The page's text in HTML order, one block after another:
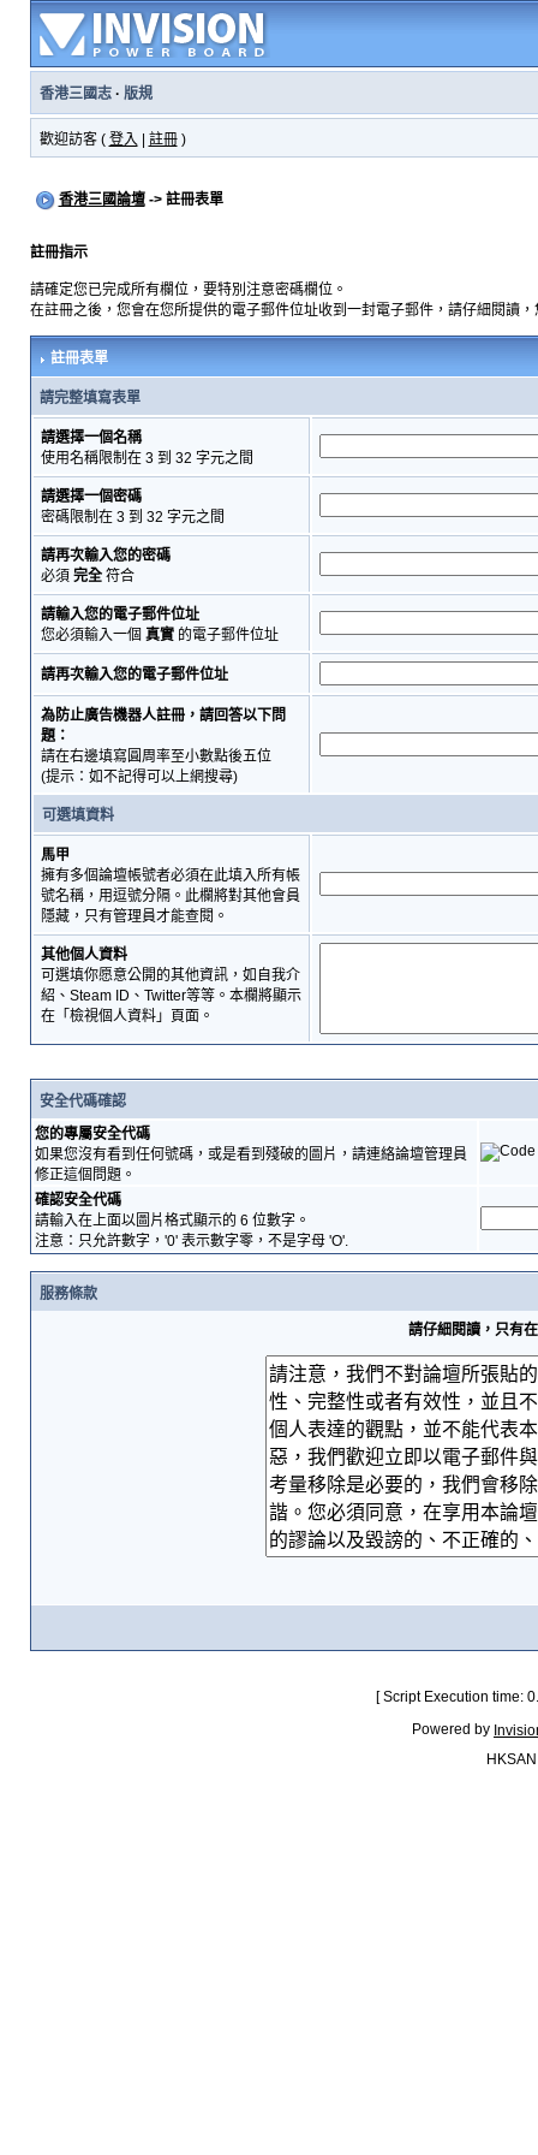
香港三國志· 版規
歡迎訪客 ( 登入 註冊)
香港三國論壇-> 註冊表單
註冊指示
請確定您已完成所有欄位，要特別注意密碼欄位。
在註冊之後，您會在您所提供的電子郵件位址收到一封電子郵件，請仔細閱讀
註冊表單
請完整填寫表單
請選擇一個名稱
使用名稱限制在 3 到 32 字元之間
請選擇一個密碼
密碼限制在 3 到 32 字元之間
請再次輸入您的密碼
必須 完全符合
請輸入您的電子郵件位址
您必須輸入一個 真實的電子郵件位址
請再次輸入您的電子郵件位址
為防止廣告機器人註冊，請回答以下問
題：
請在右邊填寫圓周率至小數點後五位
(提示：如不記得可以上網搜尋)
可選填資料
馬甲
擁有多個論壇帳號者必須在此填入所有帳
號名稱，用逗號分隔。此欄將對其他會員
隱藏，只有管理員才能查閱。
其他個人資料
可選填你愿意公開的其他資訊，如自我介
紹、Steam ID、Twitter等等。本欄將顯示
在「檢視個人資料」頁面。
安全代碼確認
您的專屬安全代碼
如果您沒有看到任何號碼，或是看到殘破的圖片，請連絡論壇管理員
修正這個問題。
確認安全代碼
請輸入在上面以圖片格式顯示的 6 位數字。
注意：只允許數字，'0' 表示數字零，不是字母 'O'.
服務條款
請仔細閱讀，只有
[ Script Execution time:
Powered by